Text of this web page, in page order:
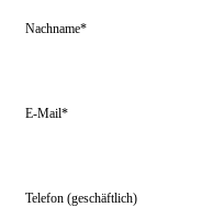
Nachname*
E-Mail*
Telefon (geschäftlich)